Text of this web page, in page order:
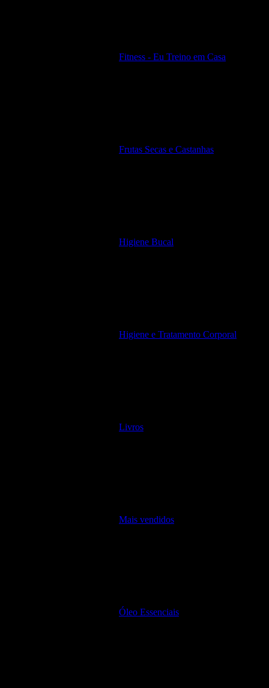
Fitness - Eu Treino em Casa
Frutas Secas e Castanhas
Higiene Bucal
Higiene e Tratamento Corporal
Livros
Mais vendidos
Óleo Essenciais